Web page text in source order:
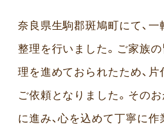
奈良県生駒郡斑鳩町にて、
整理を行いました。ご家族
理を進めておられたため、
ご依頼となりました。その
に進み、心を込めて丁寧に作